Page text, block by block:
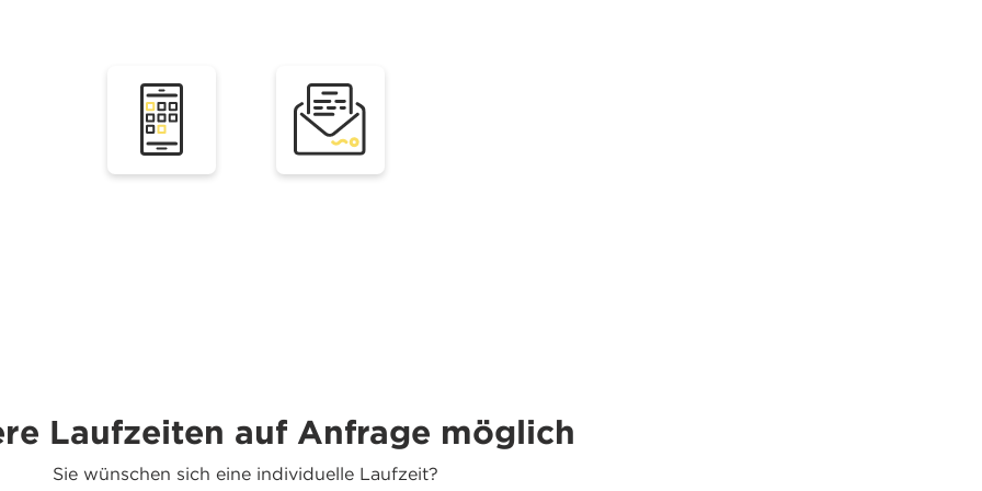
Laufzeiten auf Anfrage möglich
Sie wünschen sich eine individuelle Laufzeit?